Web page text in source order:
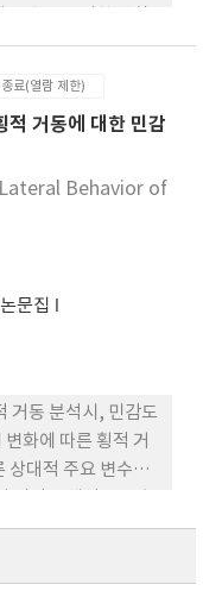
념을 도입한 민감도
체적인 방법에서
현상과 횡적 거동
또한 그 결 과 치를
조시스템의 설계
하는데 연구의 목표
브 구조시스템만으
템을 구성하여 횡
하게 변화시켜 검토
재가 가장 큰 횡적
다. 골조 튜브구조
새 튜브구조시스템
보와 비교하면 가
료(열람 제한)
적 거동에 대한 민감
Behavior of
문집
거동 분석시, 민감도
화에 따른 횡적 거
상대적 주요 변수를
에서 특히 중요하다.
이아그리드 가새부
TDA이론을 적용한